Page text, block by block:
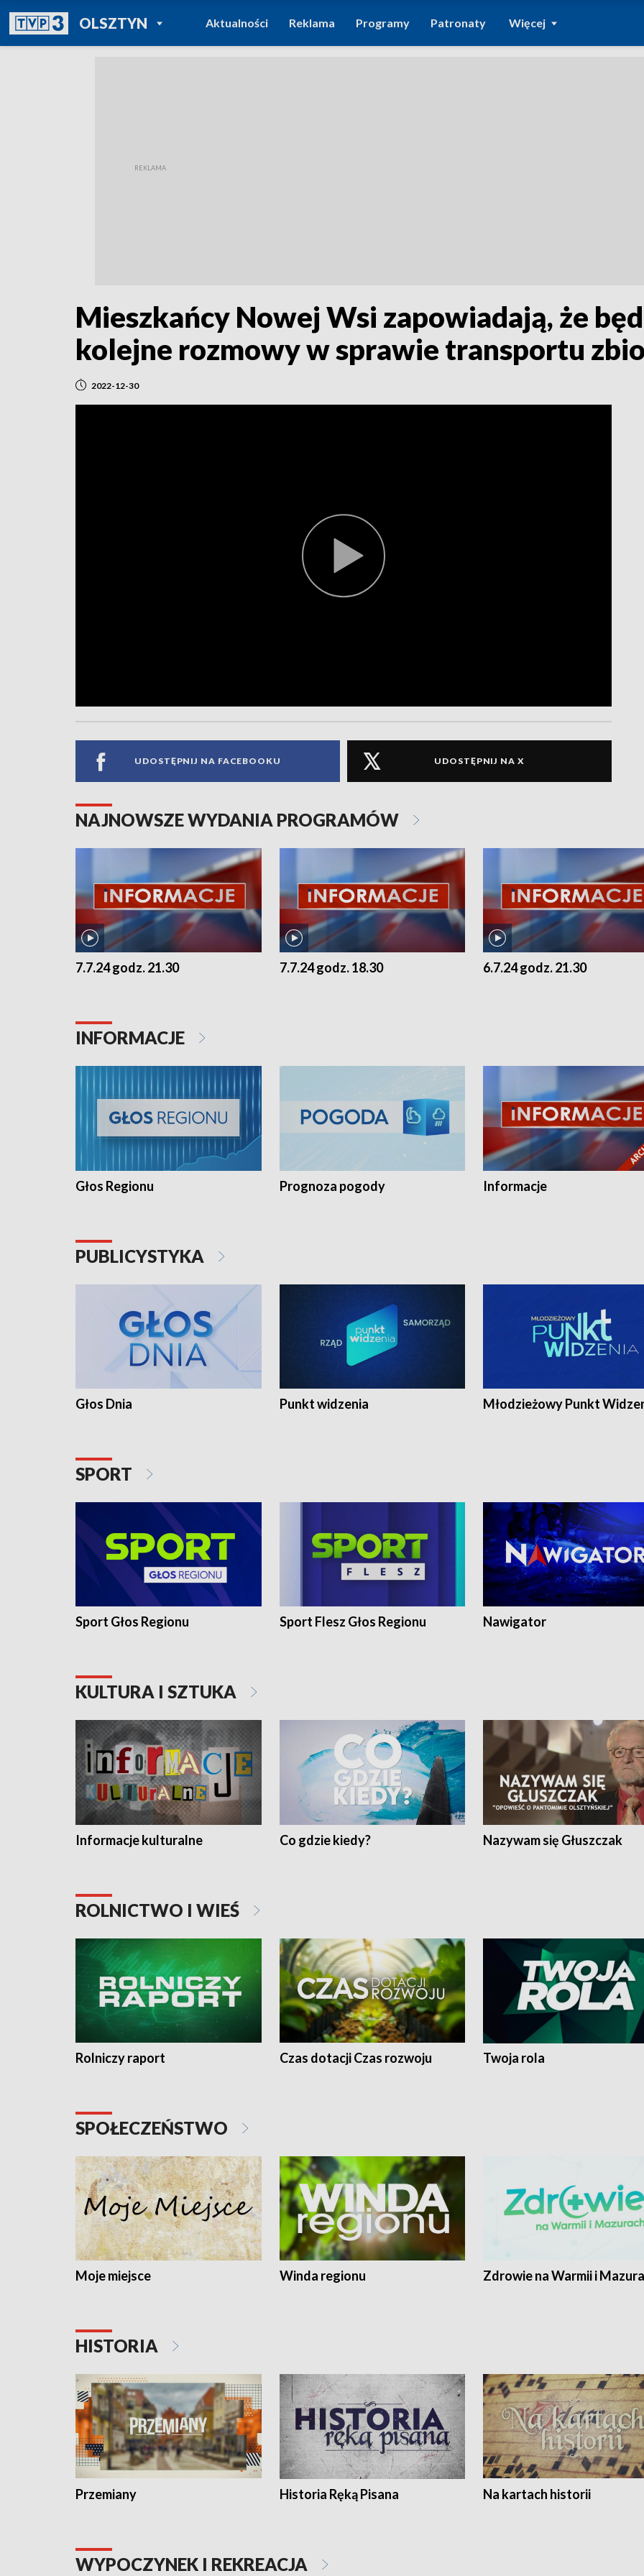
OLSZTYNPOWRÓT DO
TVP REGIONY
Aktualności Reklama Programy Patronaty Więcej
Mieszkańcy Nowej Wsi zapowiadają, że
kolejne rozmowy w sprawie transportu
2022-12-30
UDOSTĘPNIJ NA FACEBOOKU UDOSTĘPNIJ NA X
NAJNOWSZE WYDANIA PROGRAMÓW
7.7.24 godz. 21.30 7.7.24 godz. 18.30 6.7.24 godz. 21.30
INFORMACJE
Głos Regionu Prognoza pogody Informacje
PUBLICYSTYKA
Głos Dnia Punkt widzenia Młodzieżowy Punkt
SPORT
Sport Głos Regionu Sport Flesz Głos Regionu Nawigator
KULTURA I SZTUKA
Informacje kulturalne Co gdzie kiedy? Nazywam się Głuszczak
ROLNICTWO I WIEŚ
Rolniczy raport Czas dotacji Czas rozwoju Twoja rola
SPOŁECZEŃSTWO
Moje miejsce Winda regionu Zdrowie na Warmii i
HISTORIA
Przemiany Historia Ręką Pisana Na kartach historii
WYPOCZYNEK I REKREACJA